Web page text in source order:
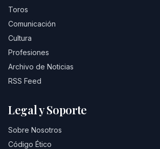
Toros
Comunicación
Cultura
Profesiones
Archivo de Noticias
RSS Feed
Legal y Soporte
Sobre Nosotros
Código Ético